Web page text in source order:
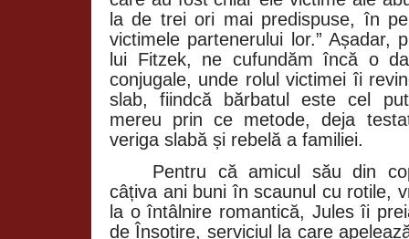
la de trei ori mai predispuse, în
victimele partenerului lor.” Așadar,
lui Fitzek, ne cufundăm încă o
conjugale, unde rolul victimei îi
slab, fiindcă bărbatul este cel
mereu prin ce metode, deja
veriga slabă și rebelă a familiei.
Pentru că amicul său din
câțiva ani buni în scaunul cu rotile,
la o întâlnire romantică, Jules îi
de Însoțire, serviciul la care